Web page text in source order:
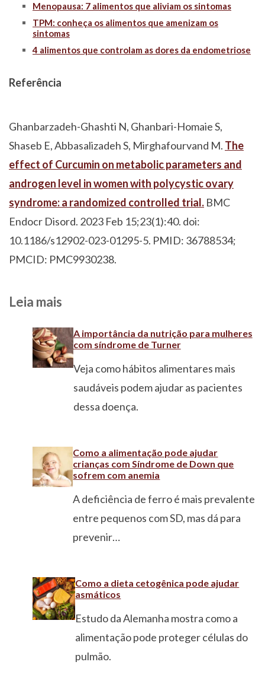
Menopausa: 7 alimentos que aliviam os sintomas
TPM: conheça os alimentos que amenizam os
sintomas
4 alimentos que controlam as dores da endometriose
Referência
Ghanbarzadeh-Ghashti N, Ghanbari-Homaie S,
Shaseb E, Abbasalizadeh S, Mirghafourvand M. The
effect of Curcumin on metabolic parameters and
androgen level in women with polycystic ovary
syndrome: a randomized controlled trial. BMC
Endocr Disord. 2023 Feb 15;23(1):40. doi:
10.1186/s12902-023-01295-5. PMID: 36788534;
PMCID: PMC9930238.
Leia mais
A importância da nutrição para mulheres
com síndrome de Turner
Veja como hábitos alimentares mais
saudáveis podem ajudar as pacientes
dessa doença.
Como a alimentação pode ajudar
crianças com Síndrome de Down que
sofrem com anemia
A deficiência de ferro é mais prevalente
entre pequenos com SD, mas dá para
prevenir…
Como a dieta cetogênica pode ajudar
asmáticos
Estudo da Alemanha mostra como a
alimentação pode proteger células do
pulmão.